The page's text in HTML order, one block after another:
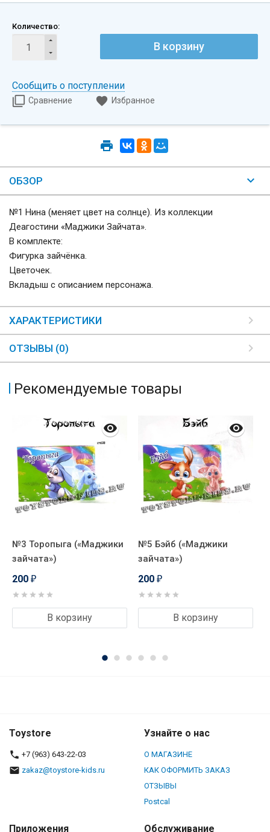
Количество:
В корзину
Сообщить о поступлении
Сравнение Избранное
ОБЗОР
№1 Нина (меняет цвет на солнце). Из коллекции
Деагостини «Маджики Зайчата».
В комплекте:
Фигурка зайчёнка.
Цветочек.
Вкладыш с описанием персонажа.
ХАРАКТЕРИСТИКИ
ОТЗЫВЫ (0)
Рекомендуемые товары
№3 Торопыга («Маджики
зайчата»)
200 ₽
В корзину
№5 Бэйб («Маджики
зайчата»)
200 ₽
В корзину
Toystore
+7 (963) 643-22-03
zakaz@toystore-kids.ru
Узнайте о нас
О МАГАЗИНЕ
КАК ОФОРМИТЬ ЗАКАЗ
ОТЗЫВЫ
Postcal
Приложения Обслуживание